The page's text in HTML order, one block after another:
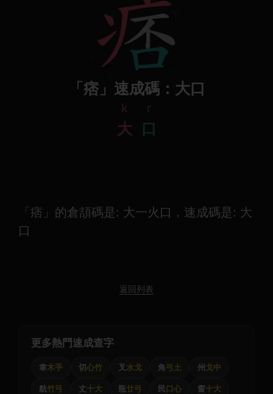
「痞」速成碼：大口
k
大
r
口
「痞」的倉頡碼是: 大一火口，速成碼是: 大
口
返回列表
更多熱門速成查字
韋木手 切心竹 叉 水戈 角弓土 州 戈中
航竹弓 丈十大 瓶廿弓 民口心 窗十大